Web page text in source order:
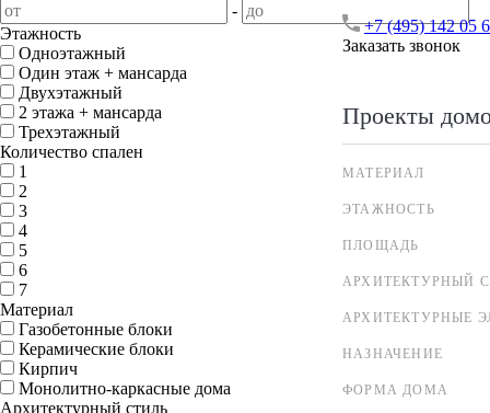
+7 (495) 142 05
Заказать звонок
Проекты
МАТЕРИАЛ
ЭТАЖНОСТЬ
ПЛОЩАДЬ
АРХИТЕКТУРНЫЙ
АРХИТЕКТУРНЫЕ
НАЗНАЧЕНИЕ
ФОРМА ДОМА
-
Этажность
Одноэтажный
Один этаж + мансарда
Двухэтажный
2 этажа + мансарда
Трехэтажный
Количество спален
1
2
3
4
5
6
7
Материал
Газобетонные блоки
Керамические блоки
Кирпич
Монолитно-каркасные дома
Архитектурный стиль